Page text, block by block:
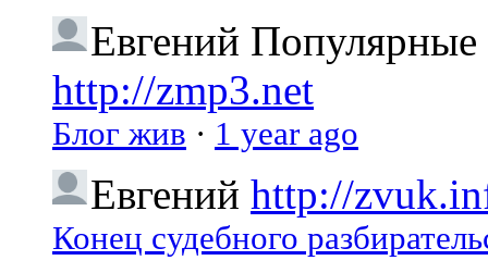
Евгений Популярные
http://zmp3.net
Блог жив · 1 year ago
Евгений http://
Конец судебного